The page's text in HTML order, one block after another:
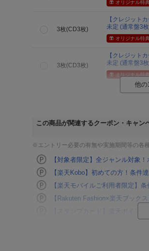
オリジナル特
3枚(CD3枚)
【クレジット
未定 (通常盤3
オリジナル特
3枚(CD3枚)
【クレジット
未定 (通常盤3
オリジナル特
他の
この商品が関連するクーポン・キャン
※エントリー必要の有無や実施期間等の各
【対象者限定】全ジャンル対象
【楽天Kobo】初めての方！条件
【楽天モバイルご利用者限定】
【Rakuten Fashion×楽天ブック
【スタンプカード】楽天ポイン